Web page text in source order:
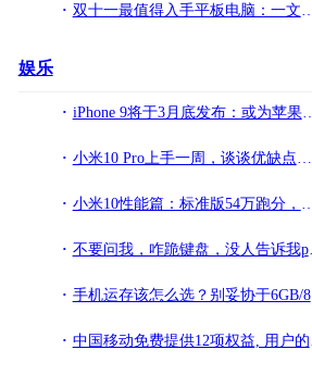
双十一最值得入手平板电脑：一文读懂华为平板M6“三剑客”
娱乐
iPhone 9将于3月底发布：或为苹果带来840亿元收入
小米10 Pro上手一周，谈谈优缺点和真实感受：一款“满分”旗舰？
小米10性能篇：标准版54万跑分，UFS3.0极速体验
不要问我，咋跪键盘，没人告诉我python程序媛这么厉害！还能监控
手机运存该怎么选？别妥协于6GB/8GB，其实12GB才是王道
中国移动免费提供12项权益, 用户的福利来了